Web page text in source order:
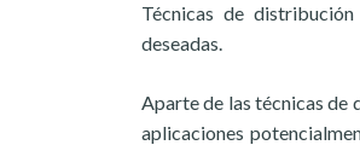
Técnicas de
deseadas.
Aparte de las técnicas de
aplicaciones